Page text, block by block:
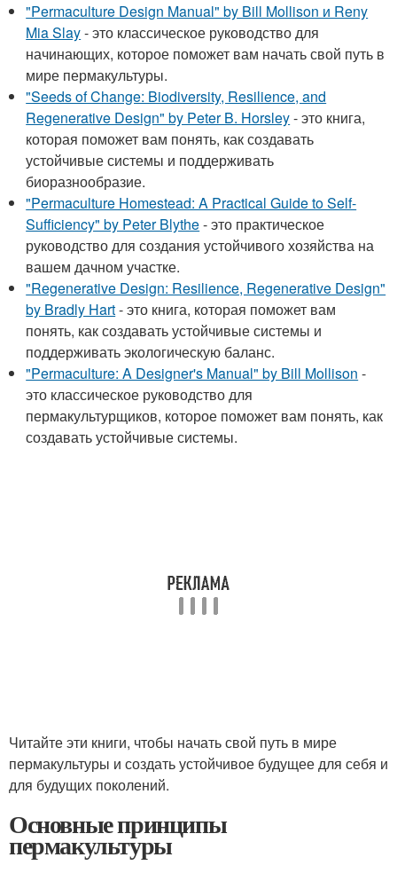
"Permaculture Design Manual" by Bill Mollison и Reny
Mia Slay- это классическое руководство для
начинающих, которое поможет вам начать свой путь в
мире пермакультуры.
"Seeds of Change: Biodiversity, Resilience, and
Regenerative Design" by Peter B. Horsley- это книга,
которая поможет вам понять, как создавать
устойчивые системы и поддерживать
биоразнообразие.
"Permaculture Homestead: A Practical Guide to Self-
Sufficiency" by Peter Blythe- это практическое
руководство для создания устойчивого хозяйства на
вашем дачном участке.
"Regenerative Design: Resilience, Regenerative Design"
by Bradly Hart- это книга, которая поможет вам
понять, как создавать устойчивые системы и
поддерживать экологическую баланс.
"Permaculture: A Designer's Manual" by Bill Mollison -
это классическое руководство для
пермакультурщиков, которое поможет вам понять, как
создавать устойчивые системы.
Читайте эти книги, чтобы начать свой путь в мире
пермакультуры и создать устойчивое будущее для себя и
для будущих поколений.
Основные принципы
пермакультуры